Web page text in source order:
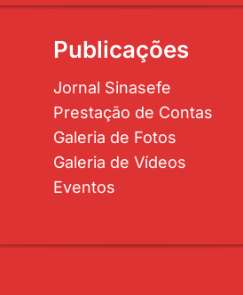
Publicações
Jornal Sinasefe
Prestação de Contas
Galeria de Fotos
Galeria de Vídeos
Eventos